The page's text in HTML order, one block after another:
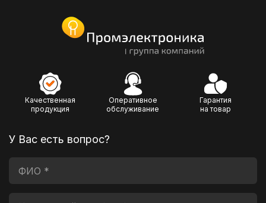
Качественная
продукция
Оперативное
обслуживание
Гарантия
на товар
У Вас есть вопрос?